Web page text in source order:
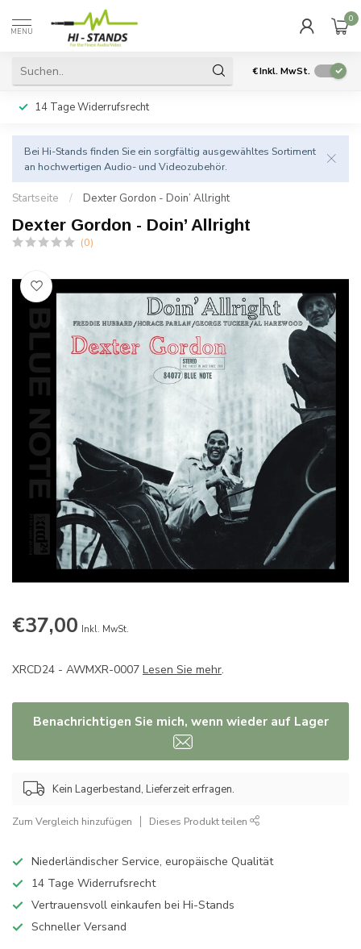
MENU
0
€Inkl. MwSt.
14 Tage Widerrufsrecht
Bei Hi-Stands finden Sie ein sorgfältig ausgewähltes Sortiment
an hochwertigen Audio- und Videozubehör.
Startseite / Dexter Gordon - Doin’ Allright
Dexter Gordon - Doin’ Allright
(0)
€37,00 Inkl. MwSt.
XRCD24 - AWMXR-0007 Lesen Sie mehr.
Benachrichtigen Sie mich, wenn wieder auf Lager
Kein Lagerbestand, Lieferzeit erfragen.
Zum Vergleich hinzufügen Dieses Produkt teilen
Niederländischer Service, europäische Qualität
14 Tage Widerrufsrecht
Vertrauensvoll einkaufen bei Hi-Stands
Schneller Versand